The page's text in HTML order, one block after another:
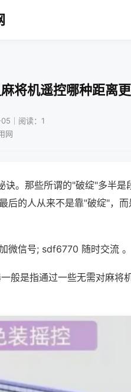
将机遥控哪种距离
｜阅读：1
网
。那些所谓的"破绽"多半是
后的人从来不是靠"破绽"，
微信号; sdf6770 随时交流 。
般是指通过一些无需对麻将